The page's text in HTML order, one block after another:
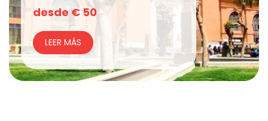
desde € 50
LEER MÁS